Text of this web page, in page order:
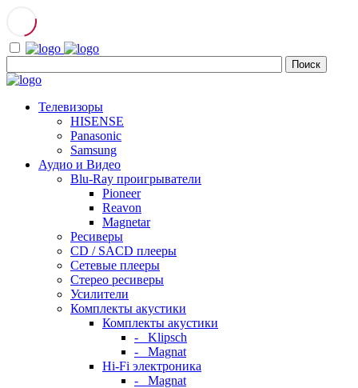
Телевизоры
HISENSE
Panasonic
Samsung
Аудио и Видео
Blu-Ray проигрыватели
Pioneer
Reavon
Magnetar
Ресиверы
CD / SACD плееры
Сетевые плееры
Стерео ресиверы
Усилители
Комплекты акустики
Комплекты акустики
- Klipsch
- Magnat
Hi-Fi электроника
- Magnat